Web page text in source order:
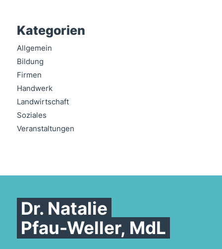
Kategorien
Allgemein
Bildung
Firmen
Handwerk
Landwirtschaft
Soziales
Veranstaltungen
Dr. Natalie
Pfau-Weller, MdL